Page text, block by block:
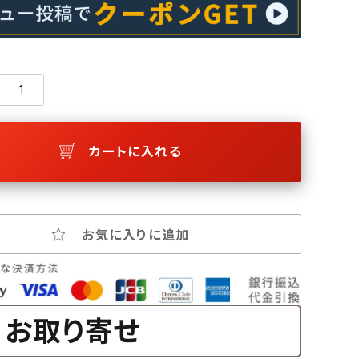
カートに入れる
お気に入りに追加
お取り寄せ